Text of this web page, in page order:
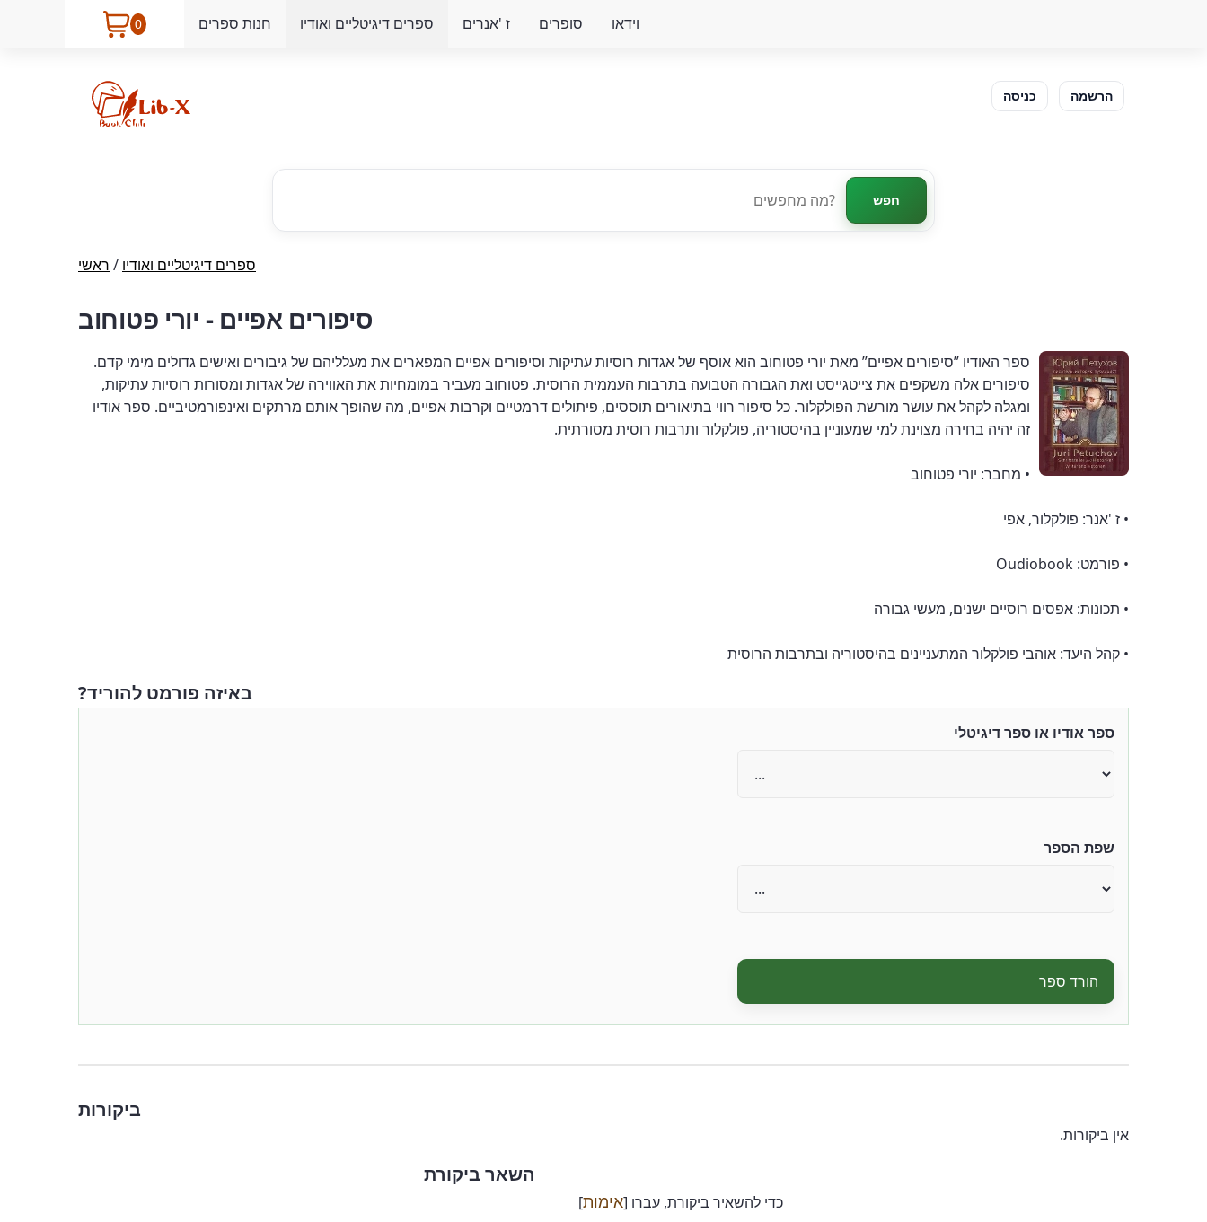
0 חנות ספרים ספרים דיגיטליים ואודיו ז 'אנרים סופרים וידאו
כניסה הרשמה
חפש
ראשי / ספרים דיגיטליים ואודיו
סיפורים אפיים - יורי פטוחוב
ספר האודיו ”סיפורים אפיים” מאת יורי פטוחוב הוא אוסף של אגדות רוסיות עתיקות וסיפורים אפיים המפארים את מעלליהם של גיבורים ואישים גדולים מימי קדם.
סיפורים אלה משקפים את צייטגייסט ואת הגבורה הטבועה בתרבות העממית הרוסית. פטוחוב מעביר במומחיות את האווירה של אגדות ומסורות רוסיות עתיקות,
ומגלה לקהל את עושר מורשת הפולקלור. כל סיפור רווי בתיאורים תוססים, פיתולים דרמטיים וקרבות אפיים, מה שהופך אותם מרתקים ואינפורמטיביים. ספר אודיו
זה יהיה בחירה מצוינת למי שמעוניין בהיסטוריה, פולקלור ותרבות רוסית מסורתית.
• מחבר: יורי פטוחוב
• ז 'אנר: פולקלור, אפי
• פורמט: Oudiobook
• תכונות: אפסים רוסיים ישנים, מעשי גבורה
• קהל היעד: אוהבי פולקלור המתעניינים בהיסטוריה ובתרבות הרוסית
באיזה פורמט להוריד?
ספר אודיו או ספר דיגיטלי
שפת הספר
הורד ספר
ביקורות
אין ביקורות.
השאר ביקורת
כדי להשאיר ביקורת, עברו [אימות]